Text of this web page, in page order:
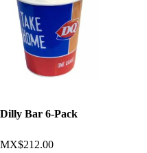
Dilly Bar 6-Pack
MX$212.00